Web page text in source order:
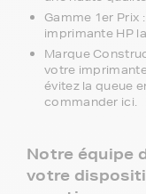
Gamme 1er
imprimante HP
Marque
votre
évitez la queue
commander ici.
Notre équipe
votre